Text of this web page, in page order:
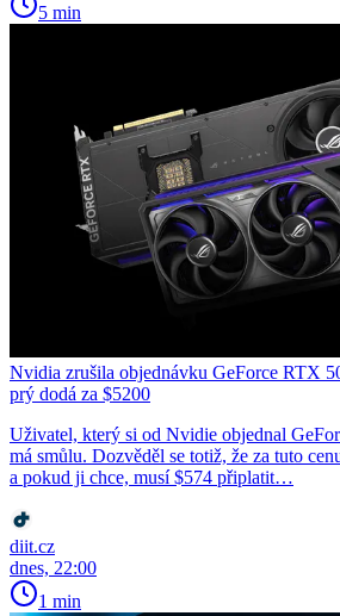
5 min
Nvidia zrušila objednávku GeForce RTX
prý dodá za $5200
Uživatel, který si od Nvidie objednal
má smůlu. Dozvěděl se totiž, že za tuto
a pokud ji chce, musí $574 připlatit…
diit.cz
dnes, 22:00
1 min